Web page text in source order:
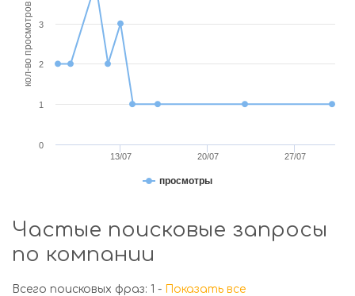
кол-во просмотров
просмотры
13/07 20/07 27/07
0
1
2
3
Частые поисковые запросы
по компании
Всего поисковых фраз: 1 - Показать все